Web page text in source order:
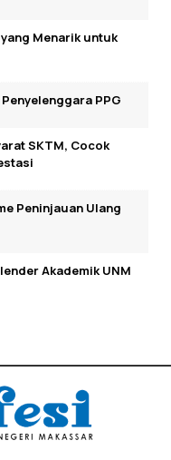
Menarik untuk
PPG
SKTM, Cocok
Peninjauan Ulang
Akademik UNM